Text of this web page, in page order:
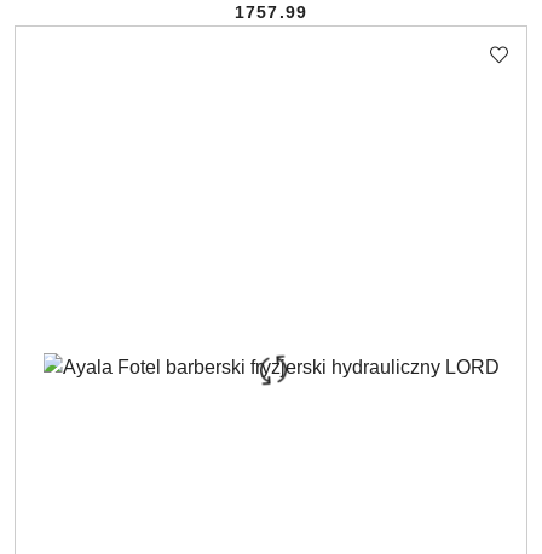
Cena:
1757.99